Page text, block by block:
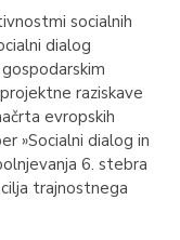
socialnih
dialog
raziskave
evropskih
»Socialni dialog in
6. stebra
trajnostnega